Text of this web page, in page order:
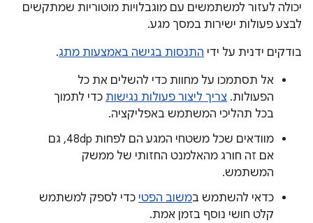
יכולה לעזור למשתמשים עם מוגבלויות מוטוריות שמתקשים
לבצע פעולות ישירות במסך מגע.
בודקים ידנית על ידי התנסות בגישה באמצעות מתג.
אל תסתמכו על מחוות כדי להשלים את כל
הפעולות. צריך ליצור פעולות נגישות כדי לתמוך
בכל תהליכי המשתמש באפליקציה.
מוודאים שכל משטחי המגע הם לפחות 48dp, גם
אם זה חורג מהאלמנט החזותי של ממשק
המשתמש.
כדאי להשתמש במשוב הפטי כדי לספק למשתמש
קלט חושי נוסף בזמן אמת.